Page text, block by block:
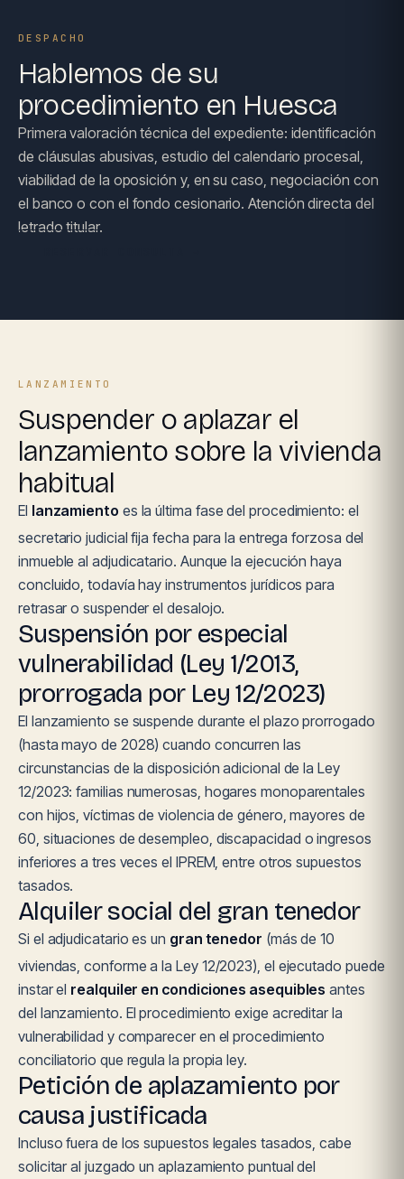
DESPACHO
Hablemos de su
procedimiento en Huesca
Primera valoración técnica del expediente: identificación
de cláusulas abusivas, estudio del calendario procesal,
viabilidad de la oposición y, en su caso, negociación con
el banco o con el fondo cesionario. Atención directa del
letrado titular.
LANZAMIENTO
Suspender o aplazar el
lanzamiento sobre la vivienda
habitual
El lanzamiento es la última fase del procedimiento: el
secretario judicial fija fecha para la entrega forzosa del
inmueble al adjudicatario. Aunque la ejecución haya
concluido, todavía hay instrumentos jurídicos para
retrasar o suspender el desalojo.
Suspensión por especial
vulnerabilidad (Ley 1/2013,
prorrogada por Ley 12/2023)
El lanzamiento se suspende durante el plazo prorrogado
(hasta mayo de 2028) cuando concurren las
circunstancias de la disposición adicional de la Ley
12/2023: familias numerosas, hogares monoparentales
con hijos, víctimas de violencia de género, mayores de
60, situaciones de desempleo, discapacidad o ingresos
inferiores a tres veces el IPREM, entre otros supuestos
tasados.
Alquiler social del gran tenedor
Si el adjudicatario es un gran tenedor (más de 10
viviendas, conforme a la Ley 12/2023), el ejecutado puede
instar el realquiler en condiciones asequibles antes
del lanzamiento. El procedimiento exige acreditar la
vulnerabilidad y comparecer en el procedimiento
conciliatorio que regula la propia ley.
Petición de aplazamiento por
causa justificada
Incluso fuera de los supuestos legales tasados, cabe
solicitar al juzgado un aplazamiento puntual del